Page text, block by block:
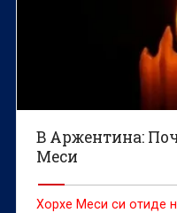
В Аржентина:
Меси
Хорхе Меси си отиде